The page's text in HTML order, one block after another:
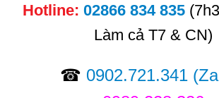
Hotline: 02866 834 835
Làm cả T7 & CN)
☎ 0902.721.341